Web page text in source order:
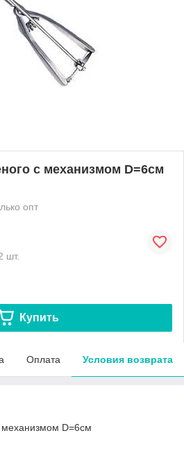
с механизмом D=6см
опт
шт.
Купить
Оплата Условия возврата
D=6см